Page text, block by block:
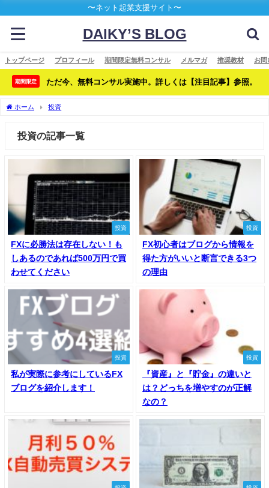
〜ネット起業支援サイト〜
DAIKY’S BLOG
トップページ プロフィール 期間限定無料コンサル メルマガ 推奨教材 お問
期間限定 ただ今、無料コンサル実施中。詳しくは【注目記事】参照。
ホーム 投資
投資の記事一覧
投資
FXに必勝法は存在しない！も
しあるのであれば500万円で買
わせてください
投資
FX初心者はブログから情報を
得た方がいいと断言できる3つ
の理由
投資
私が実際に参考にしているFX
ブログを紹介します！
投資
『資産』と『貯金』の違いと
は？どっちを増やすのが正解
なの？